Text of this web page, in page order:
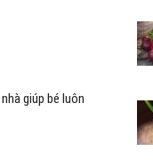
giúp bé luôn